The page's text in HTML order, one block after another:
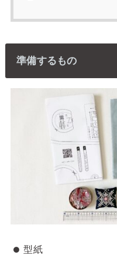
準備するもの
型紙